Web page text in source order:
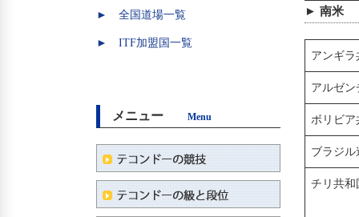
► 全国道場一覧
► ITF加盟国一覧
メニュー Menu
► 南米
アンギラ
アルゼン
ボリビア
ブラジル
チリ共和